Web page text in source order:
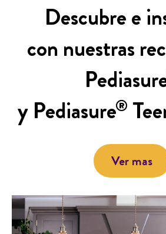
Descubre e
con nuestras
y Pediasure®
Ver mas